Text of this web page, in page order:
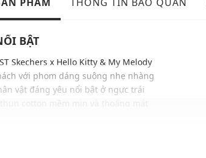
BẬT
Skechers x Hello Kitty & My Melody
với phom dáng suông nhẹ nhàng
vật đáng yêu nổi bật ở ngực trái